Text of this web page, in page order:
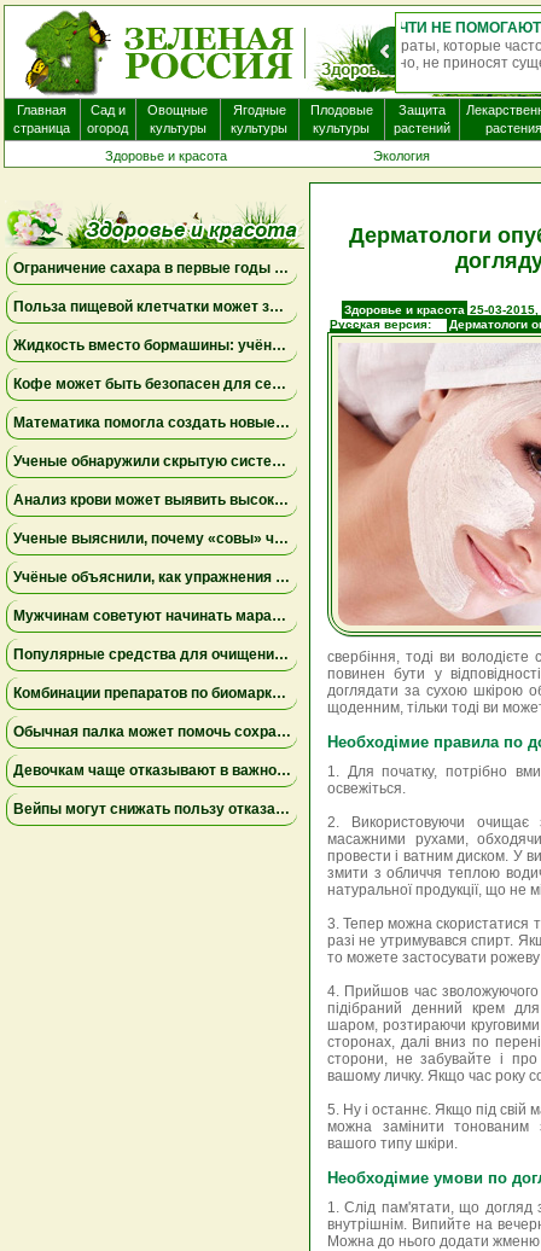
Главная
страница
Сад и
огород
Овощные
культуры
Ягодные
культуры
Плодовые
культуры
Защита
растений
растения
Здоровье и красота
Экология
Ограничение сахара в первые годы жизни может снизить риск болезни Альцгеймера
Польза пищевой клетчатки может зависеть от конкретных бактерий в кишечнике
Жидкость вместо бормашины: учёные подтвердили эффективность нового метода лечения детского кариеса
Кофе может быть безопасен для сердца, а энергетики — повышать риск аритмии
Математика помогла создать новые биомаркеры для прогнозирования рака молочной железы
Ученые обнаружили скрытую систему очистки в задней части глаза
Анализ крови может выявить высокий риск болезни Альцгеймера за десять лет до появления симптомов
Ученые выяснили, почему «совы» чаще набирают жир в области живота
Учёные объяснили, как упражнения замедляют старение мышц
Мужчинам советуют начинать марафон медленнее
Популярные средства для очищения слизи не помогли пациентам на ИВЛ и могут повышать риск осложнений
Комбинации препаратов по биомаркерам помогли уменьшить устойчивую к лечению меланому
Обычная палка может помочь сохранить равновесие
Девочкам чаще отказывают в важной защите после рождения
Вейпы могут снижать пользу отказа от сигарет
Дерматологи
Здоровье и красота 25-03-
Русская версия:
Дерматологи
лица
свербіння, тоді ви
повинен бути у
доглядати за сухою шкірою
щоденним, тільки тоді ви
Необходімие правила по
1. Для початку, потрібно
освежіться.
2. Використовуючи очищає
масажними рухами,
провести і ватним диском. У
змити з обличчя теплою
натуральної продукції, що не
3. Тепер можна скористатися
разі не утримувався спирт.
то можете застосувати рожеву
4. Прийшов час
підібраний денний крем
шаром, розтираючи
сторонах, далі вниз по
сторони, не забувайте і
вашому личку. Якщо час року
5. Ну і останнє. Якщо під свій
можна замінити тонованим
вашого типу шкіри.
Необходімие умови по
1. Слід пам'ятати, що догляд
внутрішнім. Випийте на
Можна до нього додати жменю